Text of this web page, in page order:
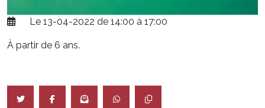
Le 13-04-2022 de 14:00 à 17:00
À partir de 6 ans.